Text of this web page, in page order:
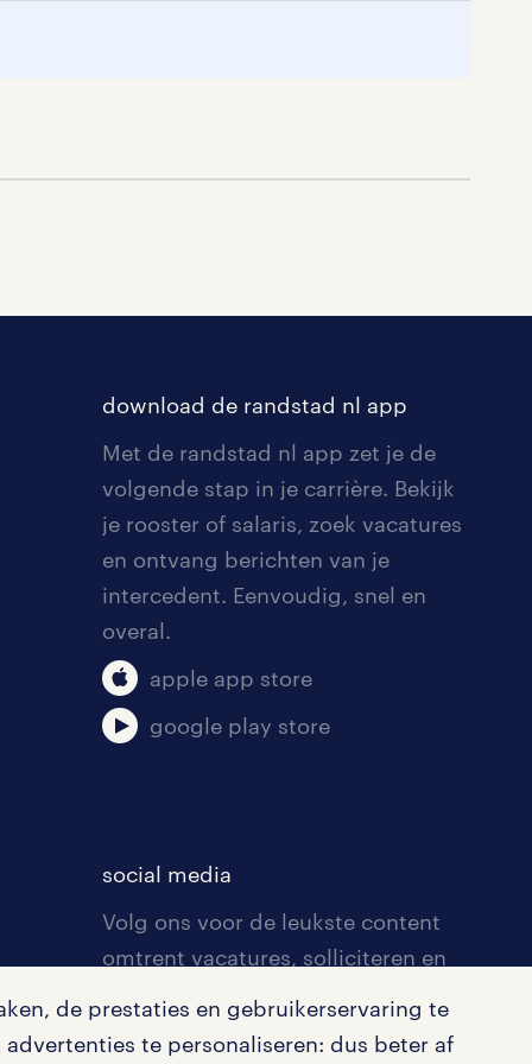
de prestaties en gebruikerservaring te
te personaliseren: dus beter af
download de randstad nl app
Met de randstad nl app zet je de
volgende stap in je carrière. Bekijk
je rooster of salaris, zoek vacatures
en ontvang berichten van je
intercedent. Eenvoudig, snel en
overal.
apple app store
google play store
social media
Volg ons voor de leukste content
omtrent vacatures, solliciteren en